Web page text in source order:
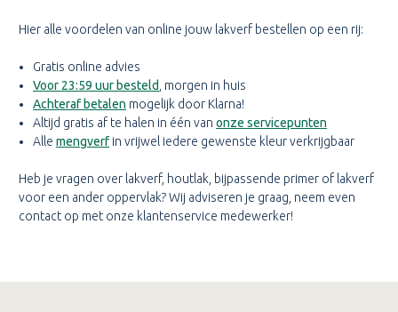
Hier alle voordelen van online jouw lakverf bestellen op een rij:
Gratis online advies
Voor 23:59 uur besteld , morgen in huis
Achteraf betalen mogelijk door Klarna!
Altijd gratis af te halen in één vanonze servicepunten
Allemengverfin vrijwel iedere gewenste kleur verkrijgbaar
Heb je vragen over lakverf, houtlak, bijpassende primer of lakverf
voor een ander oppervlak? Wij adviseren je graag, neem even
contact op met onze klantenservice medewerker!